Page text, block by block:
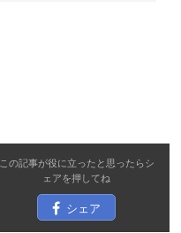
この記事が役に立ったと思ったらシ
ェアを押してね
シェア